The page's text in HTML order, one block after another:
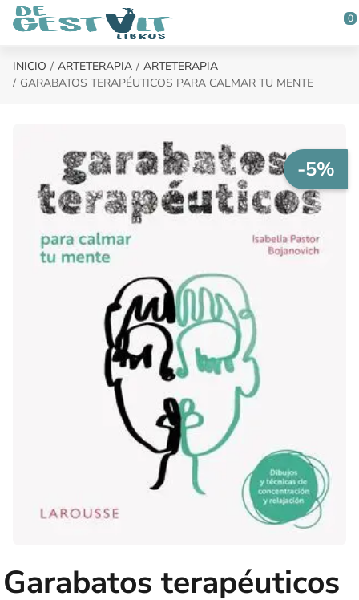
Saltar al contenido principal
0
INICIO ARTETERAPIA
ARTETERAPIA
GARABATOS TERAPÉUTICOS PARA CALMAR TU MENTE
-5%
Garabatos terapéuticos